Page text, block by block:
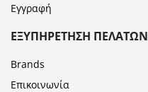
Εγγραφή
ΕΞΥΠΗΡΈΤΗΣΗ ΠΕΛΑΤΏΝ
Brands
Επικοινωνία